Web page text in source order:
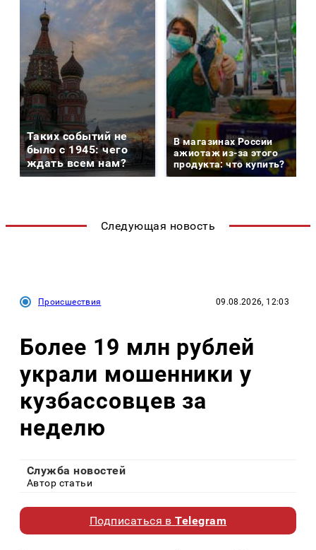
Таких событий не
было с 1945: чего
ждать всем нам?
В магазинах России
ажиотаж из-за этого
продукта: что купить?
Следующая новость
Происшествия 09.08.2026, 12:03
Более 19 млн рублей
украли мошенники у
кузбассовцев за
неделю
Служба новостей
Автор статьи
Подписаться вTelegram